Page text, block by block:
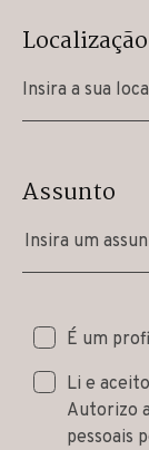
Localização
Assunto
Insira um
É um
Li e
Autorizo
pessoais